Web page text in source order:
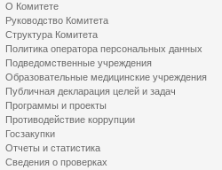
О Комитете
Руководство Комитета
Структура Комитета
Политика оператора персональных данных
Подведомственные учреждения
Образовательные медицинские учреждения
Публичная декларация целей и задач
Программы и проекты
Противодействие коррупции
Госзакупки
Отчеты и статистика
Сведения о проверках